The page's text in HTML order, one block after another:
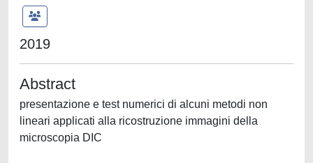
2019
Abstract
presentazione e test numerici di alcuni metodi non
lineari applicati alla ricostruzione immagini della
microscopia DIC